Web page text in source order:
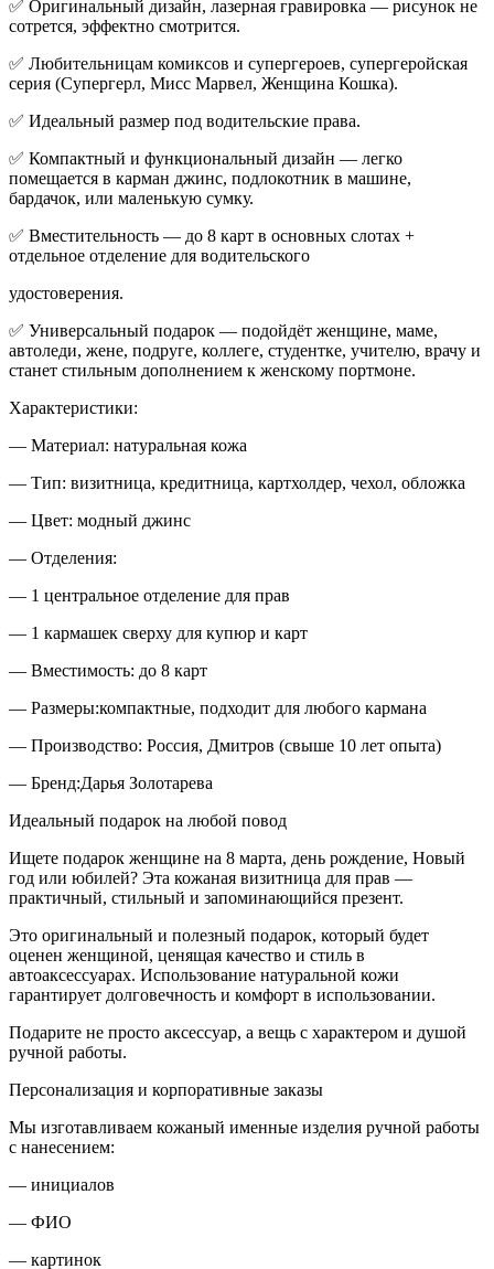
✅ Оригинальный дизайн, лазерная гравировка — рисунок не
сотрется, эффектно смотрится.
✅ Любительницам комиксов и супергероев, супергеройская
серия (Супергерл, Мисс Марвел, Женщина Кошка).
✅ Идеальный размер под водительские права.
✅ Компактный и функциональный дизайн — легко
помещается в карман джинс, подлокотник в машине,
бардачок, или маленькую сумку.
✅ Вместительность — до 8 карт в основных слотах +
отдельное отделение для водительского
удостоверения.
✅ Универсальный подарок — подойдёт женщине, маме,
автоледи, жене, подруге, коллеге, студентке, учителю, врачу и
станет стильным дополнением к женскому портмоне.
Характеристики:
— Материал: натуральная кожа
— Тип: визитница, кредитница, картхолдер, чехол, обложка
— Цвет: модный джинс
— Отделения:
— 1 центральное отделение для прав
— 1 кармашек сверху для купюр и карт
— Вместимость: до 8 карт
— Размеры:компактные, подходит для любого кармана
— Производство: Россия, Дмитров (свыше 10 лет опыта)
— Бренд:Дарья Золотарева
Идеальный подарок на любой повод
Ищете подарок женщине на 8 марта, день рождение, Новый
год или юбилей? Эта кожаная визитница для прав —
практичный, стильный и запоминающийся презент.
Это оригинальный и полезный подарок, который будет
оценен женщиной, ценящая качество и стиль в
автоаксессуарах. Использование натуральной кожи
гарантирует долговечность и комфорт в использовании.
Подарите не просто аксессуар, а вещь с характером и душой
ручной работы.
Персонализация и корпоративные заказы
Мы изготавливаем кожаный именные изделия ручной работы
с нанесением:
— инициалов
— ФИО
— картинок